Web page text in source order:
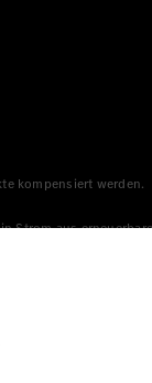
kompensiert werden.
Strom aus
Spannweiten
den Pkw, sondern